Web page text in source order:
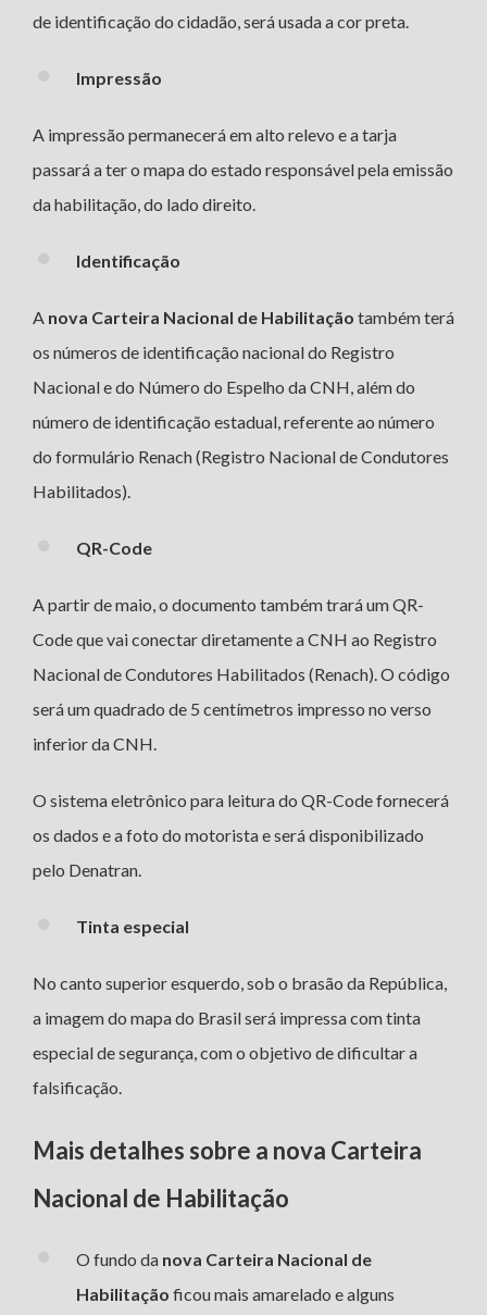
de identificação do cidadão, será usada a cor preta.
Impressão
A impressão permanecerá em alto relevo e a tarja
passará a ter o mapa do estado responsável pela emissão
da habilitação, do lado direito.
Identificação
A nova Carteira Nacional de Habilitação também terá
os números de identificação nacional do Registro
Nacional e do Número do Espelho da CNH, além do
número de identificação estadual, referente ao número
do formulário Renach (Registro Nacional de Condutores
Habilitados).
QR-Code
A partir de maio, o documento também trará um QR-
Code que vai conectar diretamente a CNH ao Registro
Nacional de Condutores Habilitados (Renach). O código
será um quadrado de 5 centímetros impresso no verso
inferior da CNH.
O sistema eletrônico para leitura do QR-Code fornecerá
os dados e a foto do motorista e será disponibilizado
pelo Denatran.
Tinta especial
No canto superior esquerdo, sob o brasão da República,
a imagem do mapa do Brasil será impressa com tinta
especial de segurança, com o objetivo de dificultar a
falsificação.
Mais detalhes sobre a nova Carteira
Nacional de Habilitação
O fundo da nova Carteira Nacional de
Habilitação ficou mais amarelado e alguns